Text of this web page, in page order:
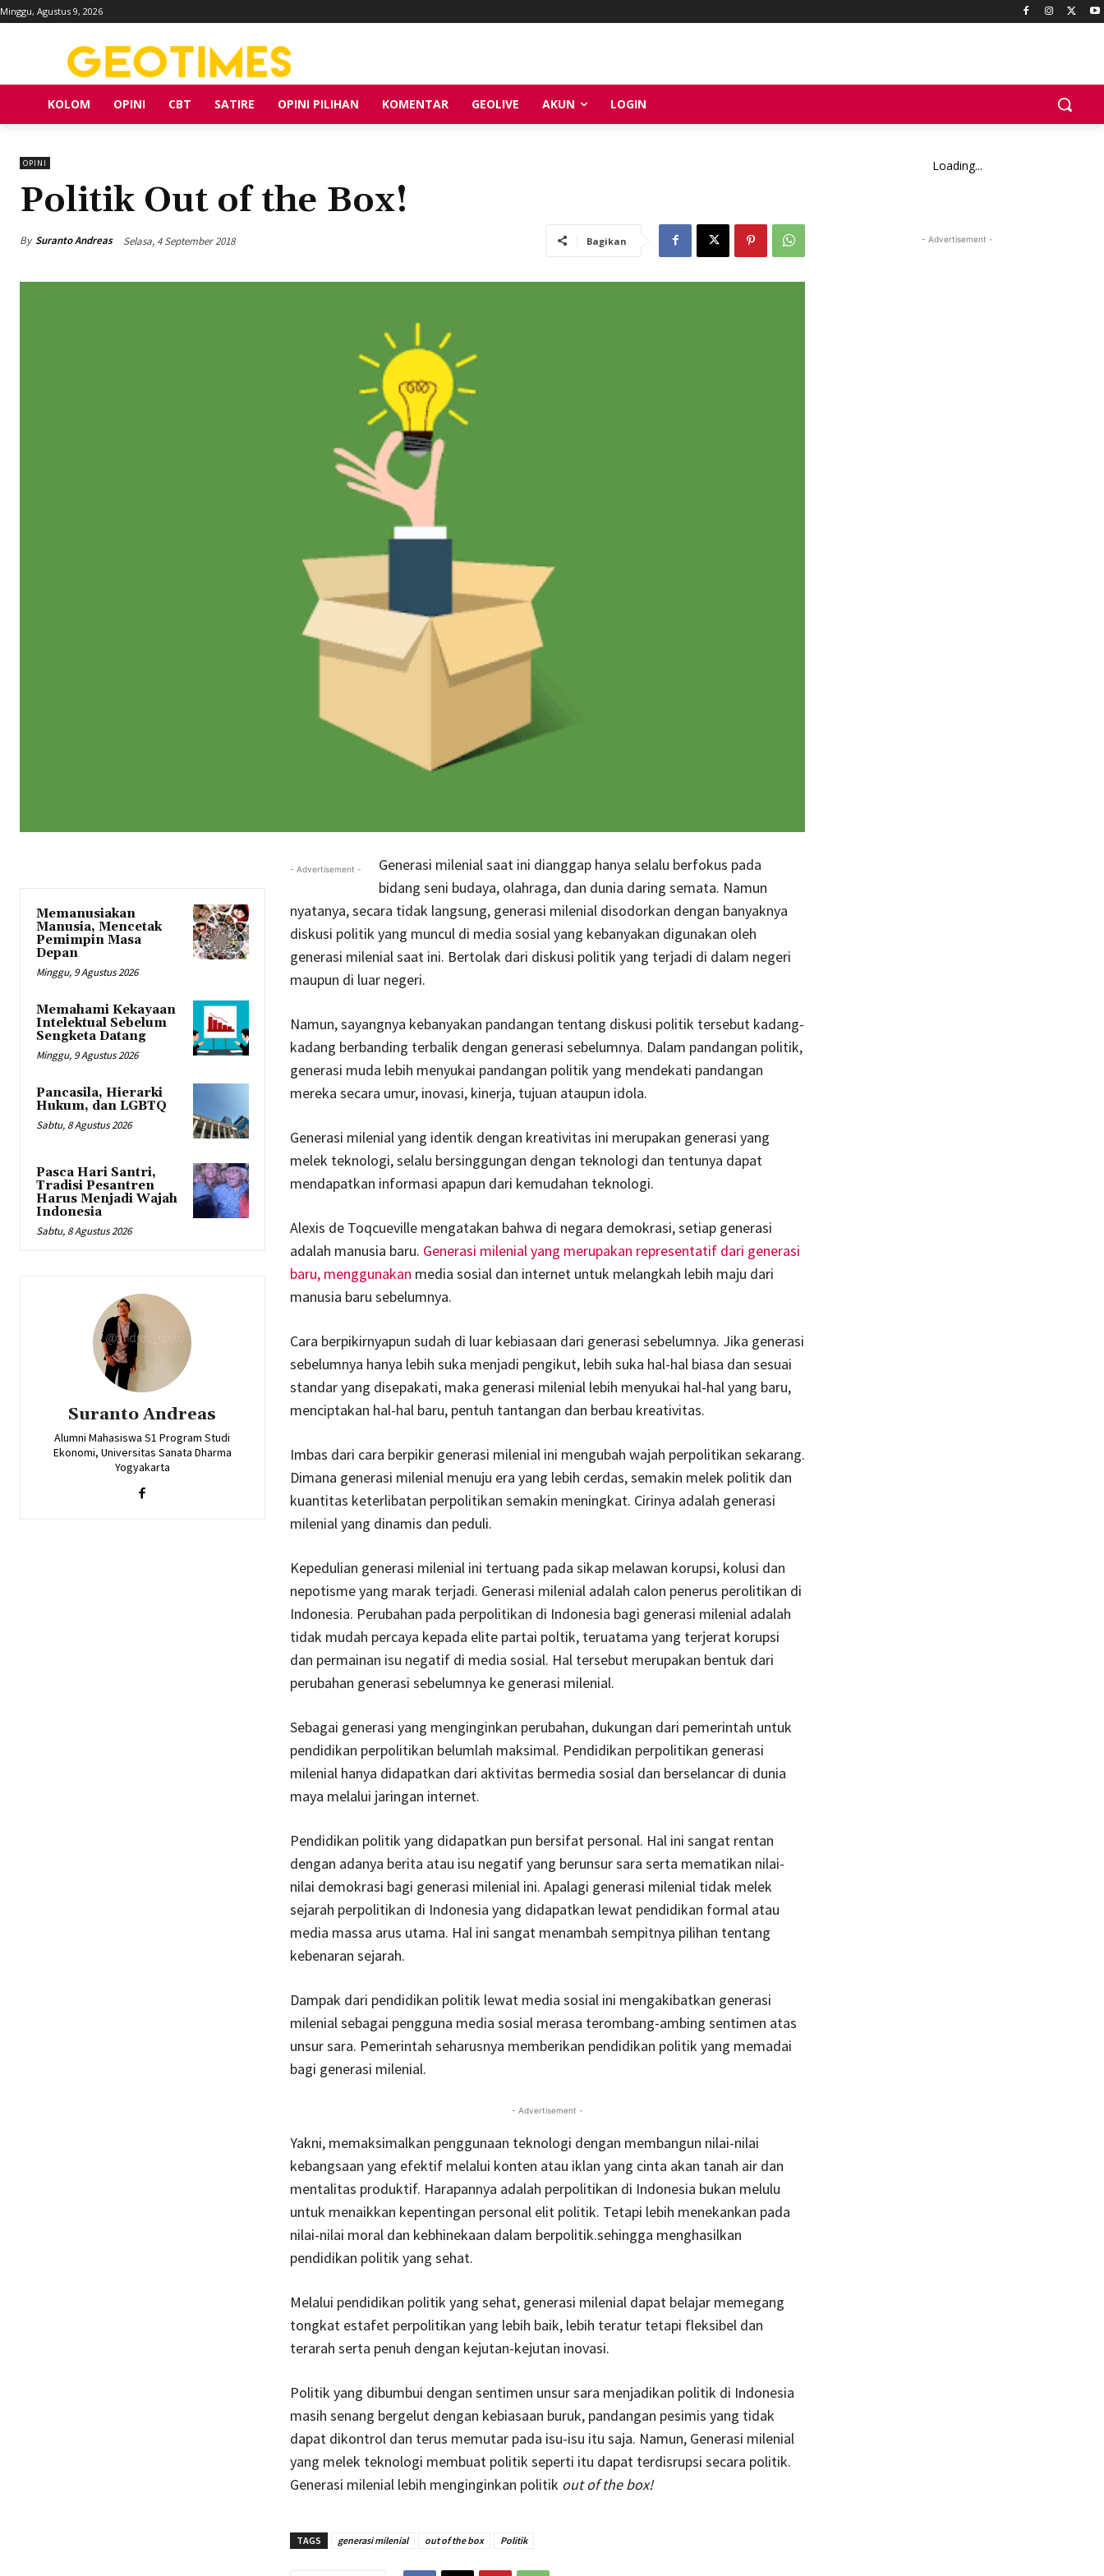
Minggu, Agustus 9, 2026
KOLOM OPINI CBT SATIRE OPINI PILIHAN KOMENTAR GEOLIVE AKUN LOGIN
OPINI
Politik Out of the Box!
By Suranto Andreas Selasa, 4 September 2018 Bagikan
Memanusiakan
Manusia, Mencetak
Pemimpin Masa
Depan
Minggu, 9 Agustus 2026
Memahami Kekayaan
Intelektual Sebelum
Sengketa Datang
Minggu, 9 Agustus 2026
Pancasila, Hierarki
Hukum, dan LGBTQ
Sabtu, 8 Agustus 2026
Pasca Hari Santri,
Tradisi Pesantren
Harus Menjadi Wajah
Indonesia
Sabtu, 8 Agustus 2026
Suranto Andreas
Alumni Mahasiswa S1 Program Studi
Ekonomi, Universitas Sanata Dharma
Yogyakarta
- Advertisement -
Generasi milenial saat ini dianggap hanya selalu berfokus pada
bidang seni budaya, olahraga, dan dunia daring semata. Namun
nyatanya, secara tidak langsung, generasi milenial disodorkan dengan banyaknya
diskusi politik yang muncul di media sosial yang kebanyakan digunakan oleh
generasi milenial saat ini. Bertolak dari diskusi politik yang terjadi di dalam negeri
maupun di luar negeri.
Namun, sayangnya kebanyakan pandangan tentang diskusi politik tersebut kadang-
kadang berbanding terbalik dengan generasi sebelumnya. Dalam pandangan politik,
generasi muda lebih menyukai pandangan politik yang mendekati pandangan
mereka secara umur, inovasi, kinerja, tujuan ataupun idola.
Generasi milenial yang identik dengan kreativitas ini merupakan generasi yang
melek teknologi, selalu bersinggungan dengan teknologi dan tentunya dapat
mendapatkan informasi apapun dari kemudahan teknologi.
Alexis de Toqcueville mengatakan bahwa di negara demokrasi, setiap generasi
adalah manusia baru. Generasi milenial yang merupakan representatif dari generasi
baru, menggunakan media sosial dan internet untuk melangkah lebih maju dari
manusia baru sebelumnya.
Cara berpikirnyapun sudah di luar kebiasaan dari generasi sebelumnya. Jika generasi
sebelumnya hanya lebih suka menjadi pengikut, lebih suka hal-hal biasa dan sesuai
standar yang disepakati, maka generasi milenial lebih menyukai hal-hal yang baru,
menciptakan hal-hal baru, pentuh tantangan dan berbau kreativitas.
Imbas dari cara berpikir generasi milenial ini mengubah wajah perpolitikan sekarang.
Dimana generasi milenial menuju era yang lebih cerdas, semakin melek politik dan
kuantitas keterlibatan perpolitikan semakin meningkat. Cirinya adalah generasi
milenial yang dinamis dan peduli.
Kepedulian generasi milenial ini tertuang pada sikap melawan korupsi, kolusi dan
nepotisme yang marak terjadi. Generasi milenial adalah calon penerus perolitikan di
Indonesia. Perubahan pada perpolitikan di Indonesia bagi generasi milenial adalah
tidak mudah percaya kepada elite partai poltik, teruatama yang terjerat korupsi
dan permainan isu negatif di media sosial. Hal tersebut merupakan bentuk dari
perubahan generasi sebelumnya ke generasi milenial.
Sebagai generasi yang menginginkan perubahan, dukungan dari pemerintah untuk
pendidikan perpolitikan belumlah maksimal. Pendidikan perpolitikan generasi
milenial hanya didapatkan dari aktivitas bermedia sosial dan berselancar di dunia
maya melalui jaringan internet.
Pendidikan politik yang didapatkan pun bersifat personal. Hal ini sangat rentan
dengan adanya berita atau isu negatif yang berunsur sara serta mematikan nilai-
nilai demokrasi bagi generasi milenial ini. Apalagi generasi milenial tidak melek
sejarah perpolitikan di Indonesia yang didapatkan lewat pendidikan formal atau
media massa arus utama. Hal ini sangat menambah sempitnya pilihan tentang
kebenaran sejarah.
Dampak dari pendidikan politik lewat media sosial ini mengakibatkan generasi
milenial sebagai pengguna media sosial merasa terombang-ambing sentimen atas
unsur sara. Pemerintah seharusnya memberikan pendidikan politik yang memadai
bagi generasi milenial.
- Advertisement -
Yakni, memaksimalkan penggunaan teknologi dengan membangun nilai-nilai
kebangsaan yang efektif melalui konten atau iklan yang cinta akan tanah air dan
mentalitas produktif. Harapannya adalah perpolitikan di Indonesia bukan melulu
untuk menaikkan kepentingan personal elit politik. Tetapi lebih menekankan pada
nilai-nilai moral dan kebhinekaan dalam berpolitik.sehingga menghasilkan
pendidikan politik yang sehat.
Melalui pendidikan politik yang sehat, generasi milenial dapat belajar memegang
tongkat estafet perpolitikan yang lebih baik, lebih teratur tetapi fleksibel dan
terarah serta penuh dengan kejutan-kejutan inovasi.
Politik yang dibumbui dengan sentimen unsur sara menjadikan politik di Indonesia
masih senang bergelut dengan kebiasaan buruk, pandangan pesimis yang tidak
dapat dikontrol dan terus memutar pada isu-isu itu saja. Namun, Generasi milenial
yang melek teknologi membuat politik seperti itu dapat terdisrupsi secara politik.
Generasi milenial lebih menginginkan politik out of the box!
TAGS generasi milenial out of the box Politik
Loading...
- Advertisement -